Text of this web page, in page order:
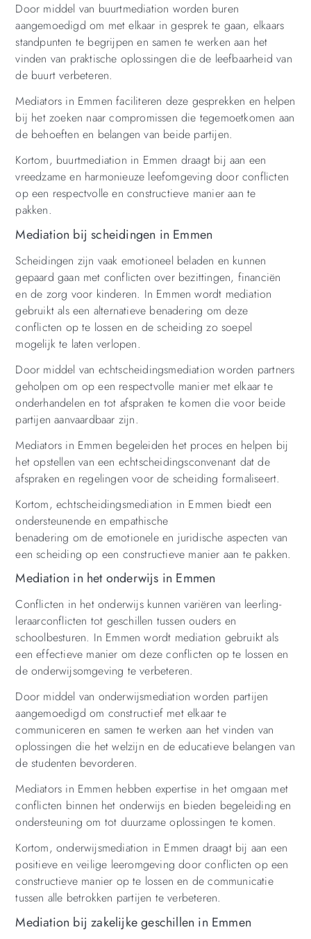
Door middel van buurtmediation worden buren
aangemoedigd om met elkaar in gesprek te gaan, elkaars
standpunten te begrijpen en samen te werken aan het
vinden van praktische oplossingen die de leefbaarheid van
de buurt verbeteren.
Mediators in Emmen faciliteren deze gesprekken en helpen
bij het zoeken naar compromissen die tegemoetkomen aan
de behoeften en belangen van beide partijen.
Kortom, buurtmediation in Emmen draagt bij aan een
vreedzame en harmonieuze leefomgeving door conflicten
op een respectvolle en constructieve manier aan te
pakken.
Mediation bij scheidingen in Emmen
Scheidingen zijn vaak emotioneel beladen en kunnen
gepaard gaan met conflicten over bezittingen, financiën
en de zorg voor kinderen. In Emmen wordt mediation
gebruikt als een alternatieve benadering om deze
conflicten op te lossen en de scheiding zo soepel
mogelijk te laten verlopen.
Door middel van echtscheidingsmediation worden partners
geholpen om op een respectvolle manier met elkaar te
onderhandelen en tot afspraken te komen die voor beide
partijen aanvaardbaar zijn.
Mediators in Emmen begeleiden het proces en helpen bij
het opstellen van een echtscheidingsconvenant dat de
afspraken en regelingen voor de scheiding formaliseert.
Kortom, echtscheidingsmediation in Emmen biedt een
ondersteunende en empathische
benadering om de emotionele en juridische aspecten van
een scheiding op een constructieve manier aan te pakken.
Mediation in het onderwijs in Emmen
Conflicten in het onderwijs kunnen variëren van leerling-
leraarconflicten tot geschillen tussen ouders en
schoolbesturen. In Emmen wordt mediation gebruikt als
een effectieve manier om deze conflicten op te lossen en
de onderwijsomgeving te verbeteren.
Door middel van onderwijsmediation worden partijen
aangemoedigd om constructief met elkaar te
communiceren en samen te werken aan het vinden van
oplossingen die het welzijn en de educatieve belangen van
de studenten bevorderen.
Mediators in Emmen hebben expertise in het omgaan met
conflicten binnen het onderwijs en bieden begeleiding en
ondersteuning om tot duurzame oplossingen te komen.
Kortom, onderwijsmediation in Emmen draagt bij aan een
positieve en veilige leeromgeving door conflicten op een
constructieve manier op te lossen en de communicatie
tussen alle betrokken partijen te verbeteren.
Mediation bij zakelijke geschillen in Emmen